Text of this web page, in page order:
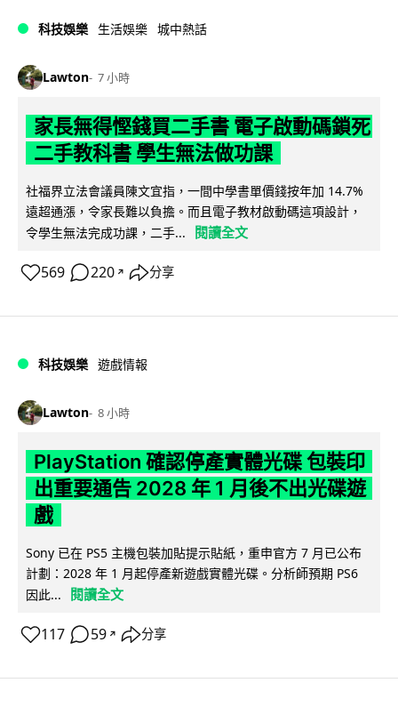
科技娛樂 生活娛樂 城中熱話
Lawton 7 小時
家長無得慳錢買二手書 電子啟動碼鎖死
二手教科書 學生無法做功課
社福界立法會議員陳文宜指，一間中學書單價錢按年加 14.7%
遠超通漲，令家長難以負擔。而且電子教材啟動碼這項設計，
令學生無法完成功課，二手...
閱讀全文
569 220 ↗ 分享
科技娛樂 遊戲情報
Lawton 8 小時
PlayStation 確認停產實體光碟 包裝印
出重要通告 2028 年 1 月後不出光碟遊
戲
Sony 已在 PS5 主機包裝加貼提示貼紙，重申官方 7 月已公布
計劃：2028 年 1 月起停產新遊戲實體光碟。分析師預期 PS6
因此...
閱讀全文
117 59 ↗ 分享